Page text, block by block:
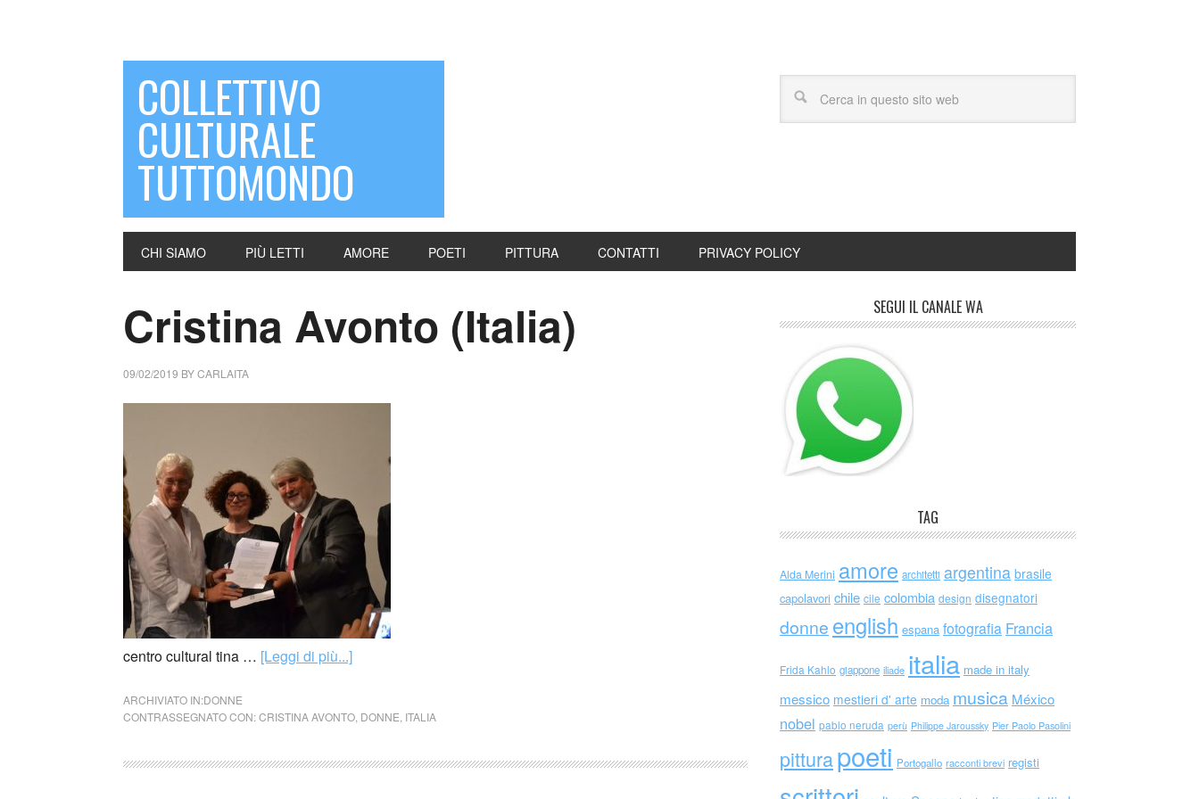
COLLETTIVO
CULTURALE
TUTTOMONDO
CHI SIAMO PIÙ LETTI AMORE POETI PITTURA CONTATTI PRIVACY POLICY
Cristina Avonto (Italia)
09/02/2019 BYCARLAITA
centro cultural tina … [Leggi di più...]
ARCHIVIATO IN:DONNE
CONTRASSEGNATO CON:CRISTINA AVONTO DONNE ITALIA
SEGUI IL CANALE WA
TAG
Alda Merini amore architetti argentina brasile
capolavori chile cile colombia design disegnatori
donne english espana fotografia Francia
Frida Kahlo giappone iliade italia made in italy
messico mestieri d' arte moda musica México
nobel pablo neruda perù Philippe Jaroussky Pier Paolo Pasolini
pitturapoeti Portogallo racconti brevi registi